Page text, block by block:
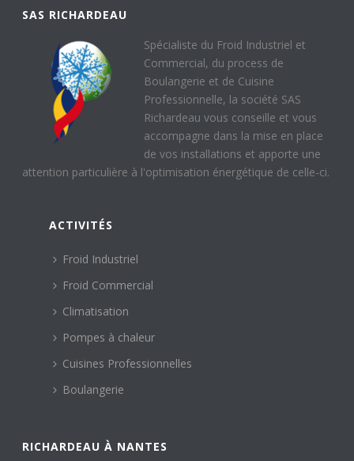
SAS RICHARDEAU
Spécialiste du Froid Industriel et
Commercial, du process de
Boulangerie et de Cuisine
Professionnelle, la société SAS
Richardeau vous conseille et vous
accompagne dans la mise en place
de vos installations et apporte une
attention particulière à l'optimisation énergétique de celle-ci.
ACTIVITÉS
Froid Industriel
Froid Commercial
Climatisation
Pompes à chaleur
Cuisines Professionnelles
Boulangerie
RICHARDEAU À NANTES